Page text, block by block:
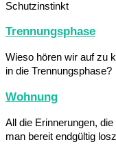
Schutzinstinkt
Trennungsphase
Wieso hören wir auf zu
in die Trennungsphase?
Wohnung
All die Erinnerungen,
man bereit endgültig